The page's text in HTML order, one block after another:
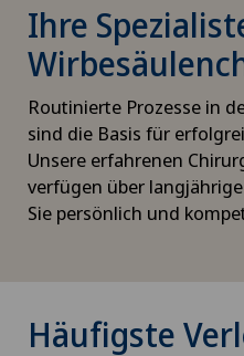
Ihre
Routinierte Prozesse in
sind die Basis für
Unsere erfahrenen
verfügen über
Sie persönlich und
Häufigste